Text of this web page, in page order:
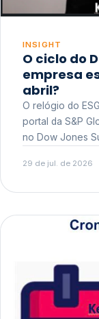
INSIGHT
O ciclo do
empresa
abril?
O relógio do ESG global
portal da S&P
no Dow Jones
29 de jul. de 2026